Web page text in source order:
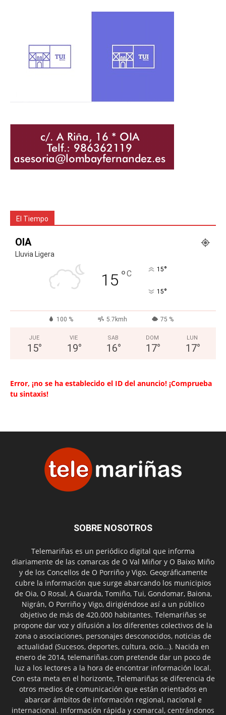
El Tiempo
OIA
Lluvia Ligera
15 °C 15°
15°
100 % 5.7kmh 75 %
JUE
15°
VIE
19°
SAB
16°
DOM
17°
LUN
17°
Error, ¡no se ha establecido el ID del anuncio! ¡Comprueba
tu sintaxis!
SOBRE NOSOTROS
Telemariñas es un periódico digital que informa
diariamente de las comarcas de O Val Miñor y O Baixo Miño
y de los Concellos de O Porriño y Vigo. Geográficamente
cubre la información que surge abarcando los municipios
de Oia, O Rosal, A Guarda, Tomiño, Tui, Gondomar, Baiona,
Nigrán, O Porriño y Vigo, dirigiéndose así a un público
objetivo de más de 420.000 habitantes. Telemariñas se
propone dar voz y difusión a los diferentes colectivos de la
zona o asociaciones, personajes desconocidos, noticias de
actualidad (Sucesos, deportes, cultura, ocio...). Nacida en
enero de 2014, telemariñas.com pretende dar un poco de
luz a los lectores a la hora de encontrar información local.
Con esta meta en el horizonte, Telemariñas se diferencia de
otros medios de comunicación que están orientados en
abarcar ámbitos de información regional, nacional e
internacional. Información rápida y comarcal, centrándonos